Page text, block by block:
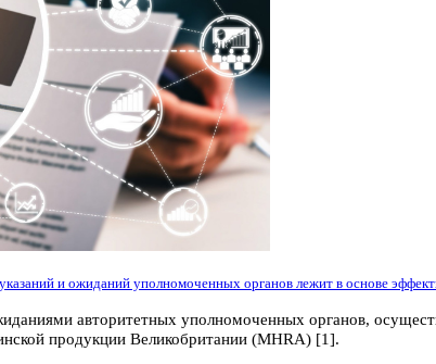
и ожиданий уполномоченных органов лежит в основе
авторитетных уполномоченных органов,
продукции Великобритании (MHRA) [1].